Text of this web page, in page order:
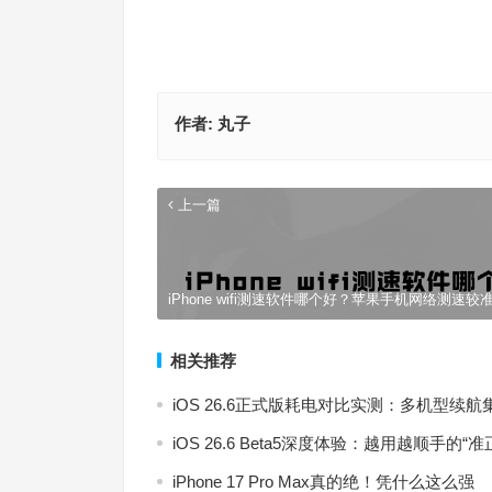
作者: 丸子
上一篇
iPhone wifi测速软件哪个好？苹果手机网络测速较
相关推荐
iOS 26.6正式版耗电对比实测：多机型续航
iOS 26.6 Beta5深度体验：越用越顺手的“准
iPhone 17 Pro Max真的绝！凭什么这么强